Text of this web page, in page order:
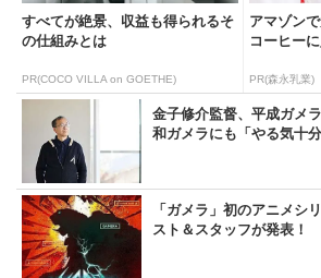
すべてが絶景、収益も得られるそ
の仕組みとは
PR(COCO VILLA on GOETHE)
アマゾン
コーヒー
PR(森永乳業)
金子修介監督、平成ガメ
和ガメラにも「やる気十分
「ガメラ」初のアニメシ
スト＆スタッフが発表！